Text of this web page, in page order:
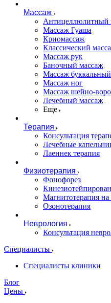
Массаж
Антицеллюлитный
Массаж Гуаша
Криомассаж
Классический
Массаж рук
Баночный массаж
Массаж буккальный
Массаж ног
Массаж шейно-
Лечебный массаж
Еще
Терапия
Консультация
Лечебные
Лаеннек терапия
Физиотерапия
Фонофорез
Магнитотерапия на
Озонотерапия
Неврология
Консультация
Специалисты
Специалисты клиники
Блог
Цены